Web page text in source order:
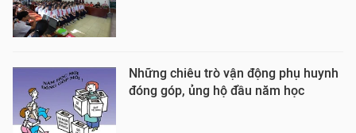
Những chiêu trò vận động phụ huynh
đóng góp, ủng hộ đầu năm học